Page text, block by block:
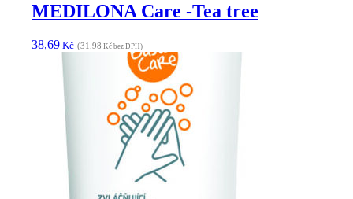
MEDILONA Care -Tea tree
38,69 Kč (31,98 Kč bez DPH)